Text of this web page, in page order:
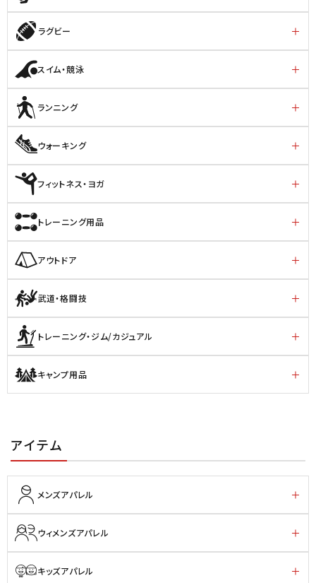
ラグビー
スイム・競泳
ランニング
ウォーキング
フィットネス・ヨガ
トレーニング用品
アウトドア
武道・格闘技
トレーニング・ジム/カジュアル
キャンプ用品
アイテム
メンズアパレル
ウィメンズアパレル
キッズアパレル